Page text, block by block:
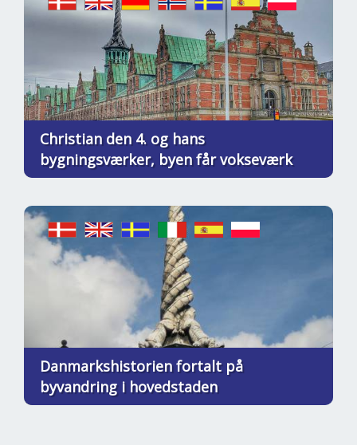
Christian den 4. og hans
bygningsværker, byen får vokseværk
Danmarkshistorien fortalt på
byvandring i hovedstaden